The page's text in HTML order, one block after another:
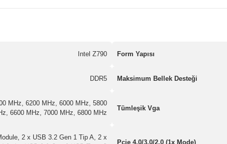
Intel Z790 Form Yapısı
DDR5 Maksimum Bellek Desteği
MHz, 6200 MHz, 6000 MHz, 5800
6600 MHz, 7000 MHz, 6800 MHz
Tümleşik Vga
2 x USB 3.2 Gen 1 Tip A, 2 x
Pcie 4.0/3.0/2.0 (1x Mode)